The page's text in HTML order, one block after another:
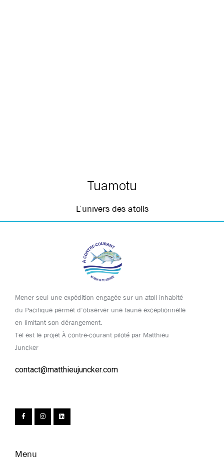
Tuamotu
L’univers des atolls
Mener seul une expédition engagée sur un atoll inhabité
du Pacifique permet d’observer une faune exceptionnelle
en limitant son dérangement.
Tel est le projet À contre-courant piloté par Matthieu
Juncker
contact@matthieujuncker.com
Menu